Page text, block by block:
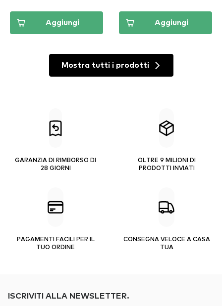
Aggiungi Aggiungi
Mostra tutti i prodotti
GARANZIA DI RIMBORSO DI
28 GIORNI
OLTRE 9 MILIONI DI
PRODOTTI INVIATI
PAGAMENTI FACILI PER IL
TUO ORDINE
CONSEGNA VELOCE A CASA
TUA
ISCRIVITI ALLA NEWSLETTER.